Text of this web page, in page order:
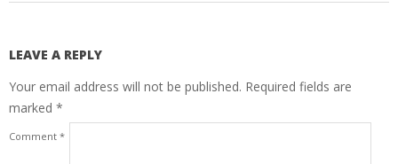
LEAVE A REPLY
Your email address will not be published. Required fields are
marked *
Comment *